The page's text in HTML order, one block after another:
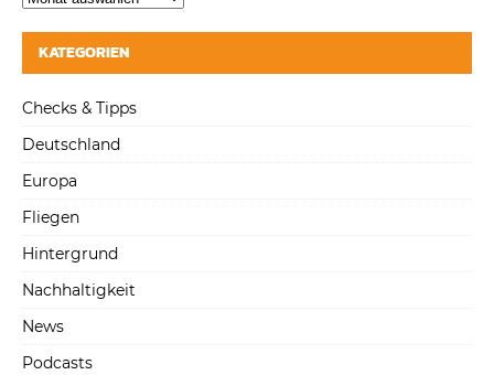
KATEGORIEN
Checks & Tipps
Deutschland
Europa
Fliegen
Hintergrund
Nachhaltigkeit
News
Podcasts